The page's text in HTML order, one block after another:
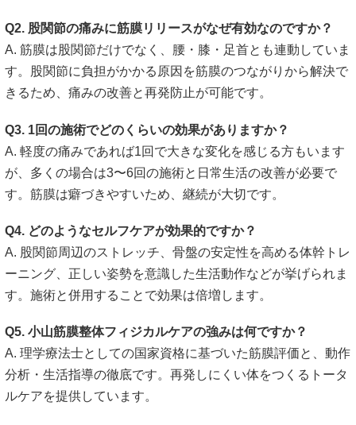
Q2. 股関節の痛みに筋膜リリースがなぜ有効なのですか？
A. 筋膜は股関節だけでなく、腰・膝・足首とも連動していま
す。股関節に負担がかかる原因を筋膜のつながりから解決で
きるため、痛みの改善と再発防止が可能です。
Q3. 1回の施術でどのくらいの効果がありますか？
A. 軽度の痛みであれば1回で大きな変化を感じる方もいます
が、多くの場合は3〜6回の施術と日常生活の改善が必要で
す。筋膜は癖づきやすいため、継続が大切です。
Q4. どのようなセルフケアが効果的ですか？
A. 股関節周辺のストレッチ、骨盤の安定性を高める体幹トレ
ーニング、正しい姿勢を意識した生活動作などが挙げられま
す。施術と併用することで効果は倍増します。
Q5. 小山筋膜整体フィジカルケアの強みは何ですか？
A. 理学療法士としての国家資格に基づいた筋膜評価と、動作
分析・生活指導の徹底です。再発しにくい体をつくるトータ
ルケアを提供しています。